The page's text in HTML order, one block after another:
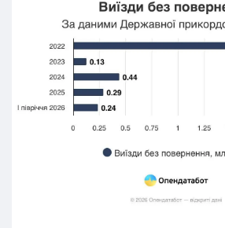
Втім варто зважати, що сезон
млн перетинів припали лише на
валіз, відпусток і "на пару тижнів"
саме червень дав майже всю
поверненнями.
16,2 млн перетинів кордону загалом
року. 86% із них - це українці.
#Новини_України